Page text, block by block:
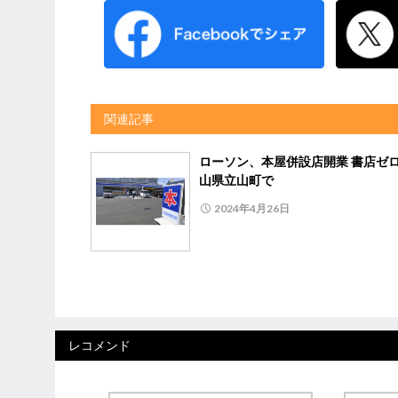
関連記事
ローソン、本屋併設店開業 書店ゼ
山県立山町で
2024年4月26日
レコメンド